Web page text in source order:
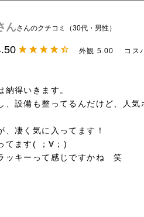
んさんのクチコミ（30代・男性）
外観 5.00 コス
納得いきます。
、設備も整ってるんだけど、人気
、凄く気に入ってます！
てます( ；∀；)
ッキーって感じですかね 笑